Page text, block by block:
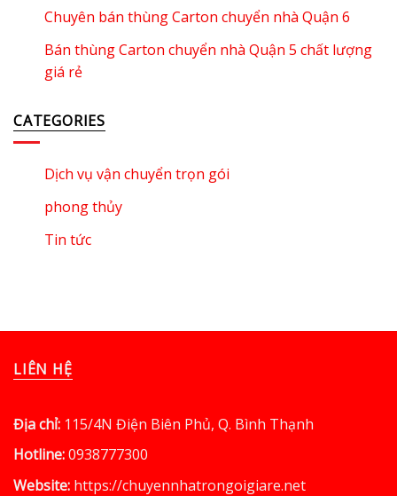
Chuyên bán thùng Carton chuyển nhà Quận 6
Bán thùng Carton chuyển nhà Quận 5 chất lượng
giá rẻ
CATEGORIES
Dịch vụ vận chuyển trọn gói
phong thủy
Tin tức
LIÊN HỆ
Địa chỉ: 115/4N Điện Biên Phủ, Q. Bình Thạnh
Hotline:0938777300
Website: https://chuyennhatrongoigiare.net